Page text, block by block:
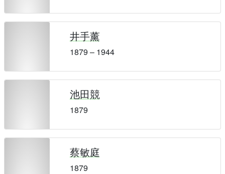
井手薰
1879 – 1944
池田競
1879
蔡敏庭
1879